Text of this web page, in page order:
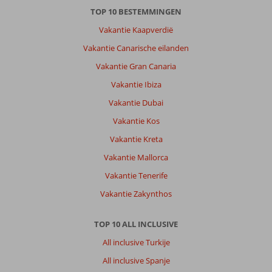
TOP 10 BESTEMMINGEN
Vakantie Kaapverdië
Vakantie Canarische eilanden
Vakantie Gran Canaria
Vakantie Ibiza
Vakantie Dubai
Vakantie Kos
Vakantie Kreta
Vakantie Mallorca
Vakantie Tenerife
Vakantie Zakynthos
TOP 10 ALL INCLUSIVE
All inclusive Turkije
All inclusive Spanje